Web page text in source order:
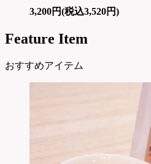
3,200円(税込3,520円)
Feature Item
おすすめアイテム